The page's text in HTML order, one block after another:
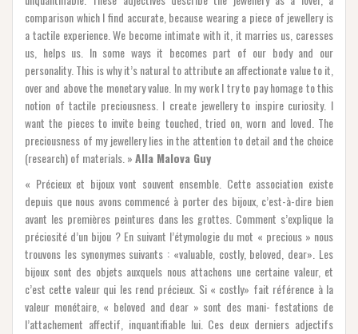
comparison which I find accurate, because wearing a piece of jewellery is
a tactile experience. We become intimate with it, it marries us, caresses
us, helps us. In some ways it becomes part of our body and our
personality. This is why it’s natural to attribute an affectionate value to it,
over and above the monetary value. In my work I try to pay homage to this
notion of tactile preciousness. I create jewellery to inspire curiosity. I
want the pieces to invite being touched, tried on, worn and loved. The
preciousness of my jewellery lies in the attention to detail and the choice
(research) of materials. »Alla Malova Guy
« Précieux et bijoux vont souvent ensemble. Cette association existe
depuis que nous avons commencé à porter des bijoux, c’est-à-dire bien
avant les premières peintures dans les grottes. Comment s’explique la
préciosité d’un bijou ? En suivant l’étymologie du mot « precious » nous
trouvons les synonymes suivants : «valuable, costly, beloved, dear». Les
bijoux sont des objets auxquels nous attachons une certaine valeur, et
c’est cette valeur qui les rend précieux. Si « costly» fait référence à la
valeur monétaire, « beloved and dear » sont des mani- festations de
l’attachement affectif, inquantifiable lui. Ces deux derniers adjectifs